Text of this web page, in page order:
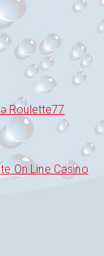
Roulette77
On Line Casino